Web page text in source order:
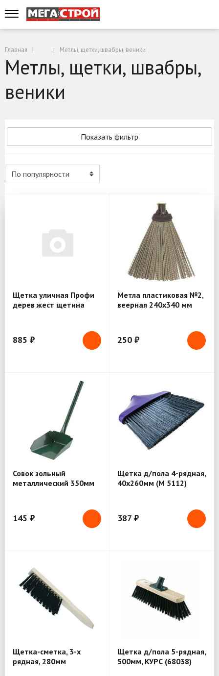
Главная Метлы, щетки, швабры, веники
Метлы, щетки, швабры,
веники
Показать фильтр
Метлы, щетки, швабры, веники
Щетка уличная Профи
дерев жест щетина
885 ₽
Метла пластиковая №2,
веерная 240х340 мм
250 ₽
Совок зольный
металлический 350мм
145 ₽
Щетка д/пола 4-рядная,
40х260мм (М 5112)
387 ₽
Щетка-сметка, 3-х
рядная, 280мм
Щетка д/пола 5-рядная,
500мм, КУРС (68038)